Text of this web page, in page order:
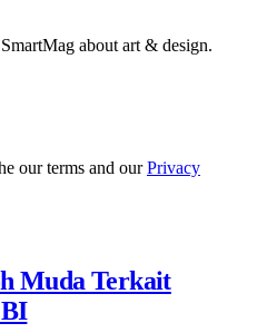
about art & design.
our terms and ourPrivacy
Muda Terkait